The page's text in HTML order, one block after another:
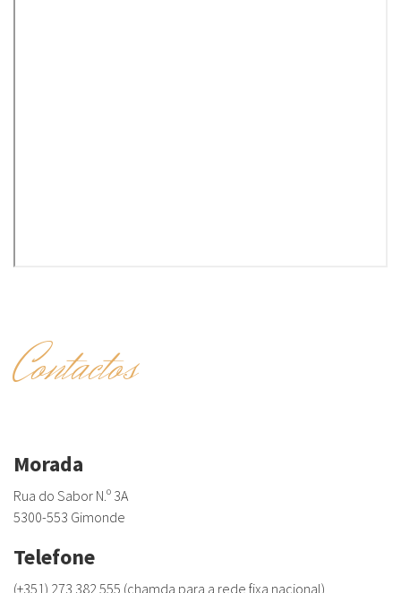
Contactos
Morada
Rua do Sabor N.º 3A
5300-553 Gimonde
Telefone
(+351) 273 382 555 (chamda para a rede fixa nacional)